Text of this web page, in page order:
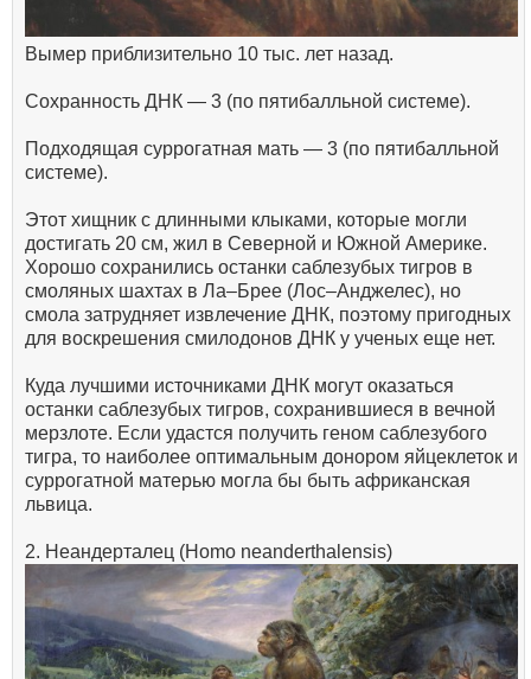
Вымер приблизительно 10 тыс. лет назад.
Сохранность ДНК — 3 (по пятибалльной системе).
Подходящая суррогатная мать — 3 (по пятибалльной
системе).
Этот хищник с длинными клыками, которые могли
достигать 20 см, жил в Северной и Южной Америке.
Хорошо сохранились останки саблезубых тигров в
смоляных шахтах в Ла–Брее (Лос–Анджелес), но
смола затрудняет извлечение ДНК, поэтому пригодных
для воскрешения смилодонов ДНК у ученых еще нет.
Куда лучшими источниками ДНК могут оказаться
останки саблезубых тигров, сохранившиеся в вечной
мерзлоте. Если удастся получить геном саблезубого
тигра, то наиболее оптимальным донором яйцеклеток и
суррогатной матерью могла бы быть африканская
львица.
2. Неандерталец (Homo neanderthalensis)